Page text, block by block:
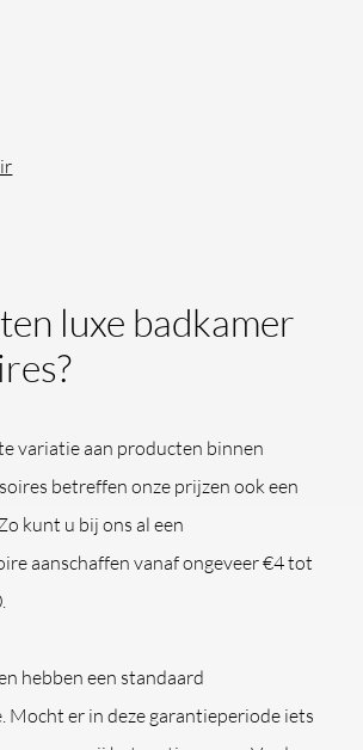
luxe badkamer
variatie aan producten binnen
betreffen onze prijzen ook een
kunt u bij ons al een
aanschaffen vanaf ongeveer €4 tot
hebben een standaard
Mocht er in deze garantieperiode iets